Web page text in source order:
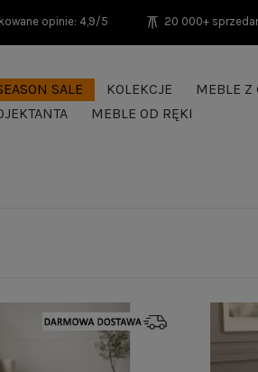
opinie: 4,9/5 20 000+
SALE KOLEKCJE MEBLE Z
MEBLE OD RĘKI